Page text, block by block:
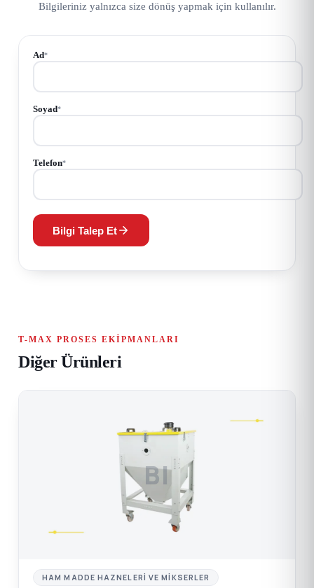
Bilgileriniz yalnızca size dönüş yapmak için kullanılır.
Ad*
Soyad*
Telefon*
Bilgi Talep Et
T-MAX PROSES EKIPMANLARI
Diğer Ürünleri
BI
HAM MADDE HAZNELERI VE MIKSERLER